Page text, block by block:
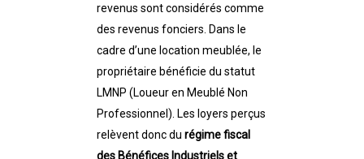
revenus sont considérés comme
des revenus fonciers. Dans le
cadre d’une location meublée, le
propriétaire bénéficie du statut
LMNP (Loueur en Meublé Non
Professionnel). Les loyers perçus
relèvent donc du régime fiscal
des Bénéfices Industriels et